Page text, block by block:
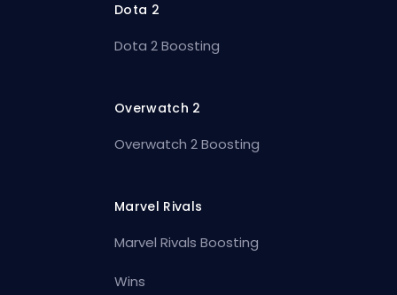
Dota 2
Dota 2 Boosting
Overwatch 2
Overwatch 2 Boosting
Marvel Rivals
Marvel Rivals Boosting
Wins